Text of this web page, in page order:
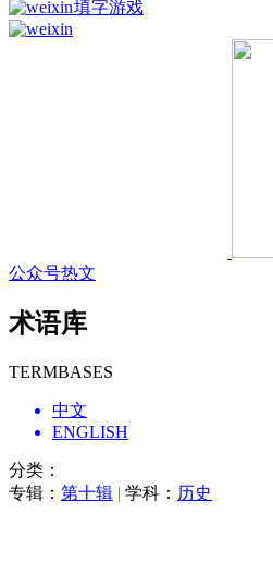
填字游戏
公众号热文
术语库
TERMBASES
中文
ENGLISH
分类：
专辑： 第十辑 | 学科： 历史